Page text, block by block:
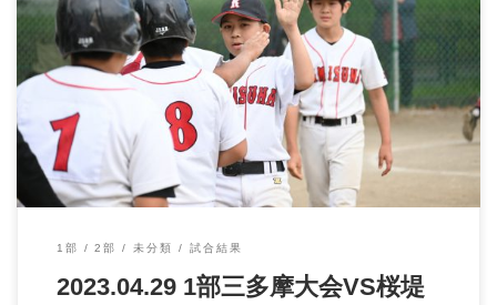
2023.04.29 1部三多摩大会VS桜堤ユニバース 今日もみん […]
1部 2部 未分類 試合結果
2023.04.29 1部三多摩大会VS桜堤